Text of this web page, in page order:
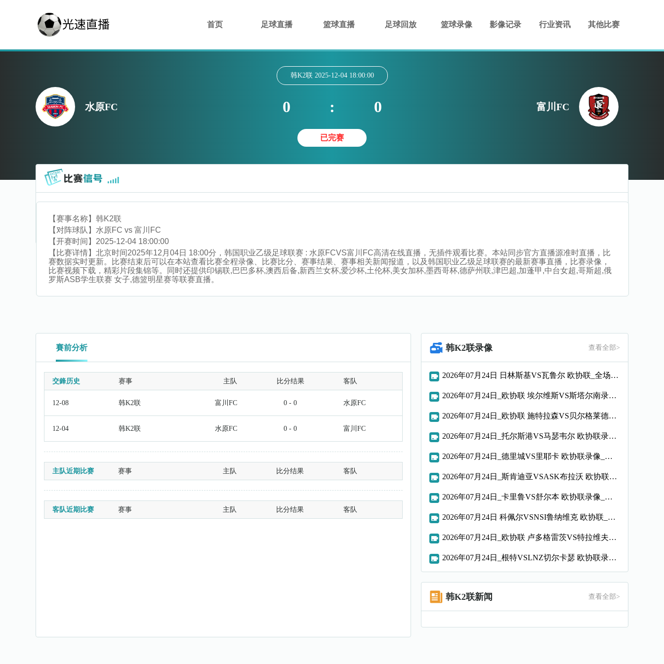
首页 足球直播 篮球直播 足球回放 篮球录像 影像记录 行业资讯 其他比赛
水原FC
韩K2联 2025-12-04 18:00:00
0 : 0
已完赛
富川FC
【赛事名称】 韩K2联
【对阵球队】 水原FC vs 富川FC
【开赛时间】 2025-12-04 18:00:00
【比赛详情】 北京时间2025年12月04日 18:00分，韩国职业乙级足球联赛 : 水原FCVS富川FC高清在线直播，无插件观看比赛。本站同步官方直播源准时直播，比
赛数据实时更新。比赛结束后可以在本站查看比赛全程录像、比赛比分、赛事结果、赛事相关新闻报道，以及韩国职业乙级足球联赛的最新赛事直播，比赛录像，
比赛视频下载，精彩片段集锦等。同时还提供印锡联,巴巴多杯,澳西后备,新西兰女杯,爱沙杯,土伦杯,美女加杯,墨西哥杯,德萨州联,津巴超,加蓬甲,中台女超,哥斯超,俄
罗斯ASB学生联赛 女子,德篮明星赛等联赛直播。
賽前分析
交鋒历史 赛事 主队 比分结果 客队
12-08 韩K2联 富川FC 0 - 0 水原FC
12-04 韩K2联 水原FC 0 - 0 富川FC
主队近期比赛 赛事 主队 比分结果 客队
客队近期比赛 赛事 主队 比分结果 客队
韩K2联录像 查看全部>
2026年07月24日 日林斯基VS瓦鲁尔 欧协联_全场录像【全场回放】
2026年07月24日_欧协联 埃尔维斯VS斯塔尔南录像_全场录像【全场回放】
2026年07月24日_欧协联 施特拉森VS贝尔格莱德游击录像_高清录像【全场回放】
2026年07月24日_托尔斯港VS马瑟韦尔 欧协联录像_高清录像【全场回放】
2026年07月24日_德里城VS里耶卡 欧协联录像_全场录像【全场回放】
2026年07月24日_斯肯迪亚VSASK布拉沃 欧协联录像_全场录像【全场回放】
2026年07月24日_卡里鲁VS舒尔本 欧协联录像_全场录像【高清回放】
2026年07月24日 科佩尔VSNSI鲁纳维克 欧协联_全场录像【全场回放】
2026年07月24日_欧协联 卢多格雷茨VS特拉维夫夏普尔录像_全场录像【全场回放】
2026年07月24日_根特VSLNZ切尔卡瑟 欧协联录像_全场录像【高清回放】
韩K2联新闻 查看全部>